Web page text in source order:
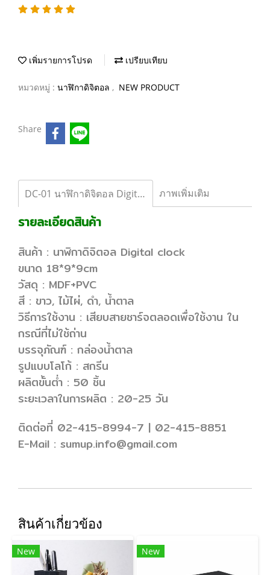
เพิ่มรายการโปรด เปรียบเทียบ
หมวดหมู่ : นาฬิกาดิจิตอล , NEW PRODUCT
Share
DC-01 นาฬิกาดิจิตอล Digital clock ภาพเพิ่มเติม
รายละเอียดสินค้า
สินค้า : นาฬิกาดิจิตอล Digital clock
ขนาด 18*9*9cm
วัสดุ : MDF+PVC
สี : ขาว, ไม้ไผ่, ดำ, น้ำตาล
วิธีการใช้งาน : เสียบสายชาร์จตลอดเพื่อใช้งาน ใน
กรณีที่ไม่ใช้ถ่าน
บรรจุภัณฑ์ : กล่องน้ำตาล
รูปแบบโลโก้ : สกรีน
ผลิตขั้นต่ำ : 50 ชิ้น
ระยะเวลาในการผลิต : 20-25 วัน
ติดต่อที่ 02-415-8994-7 | 02-415-8851
E-Mail : sumup.info@gmail.com
สินค้าเกี่ยวข้อง
New New